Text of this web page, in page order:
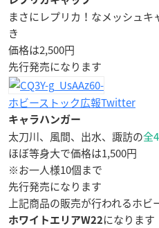
まさにレプリカ！なメッシュ
き
価格は2,500円
先行発売になります
ホビーストック広報Twitter
キャラハンガー
太刀川、風間、出水、諏訪の全
ほぼ等身大で価格は1,500円
※お一人様10個まで
先行発売になります
上記商品の販売が行われるホ
ホワイトエリアW22 になります